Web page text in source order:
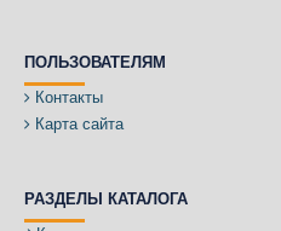
ПОЛЬЗОВАТЕЛЯМ
Контакты
Карта сайта
РАЗДЕЛЫ КАТАЛОГА